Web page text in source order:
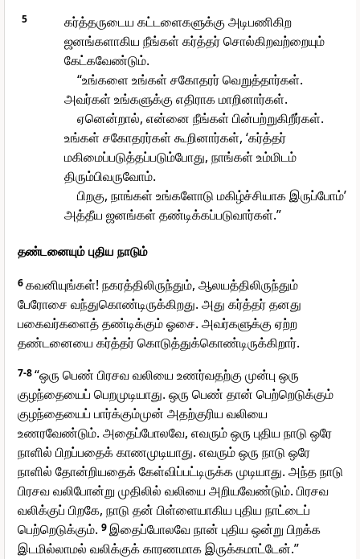
5
கர்த்தருடைய கட்டளைகளுக்கு அடிபணிகிற
ஜனங்களாகிய நீங்கள் கர்த்தர் சொல்கிறவற்றையும்
கேட்கவேண்டும்.
“உங்களை உங்கள் சகோதரர் வெறுத்தார்கள்.
அவர்கள் உங்களுக்கு எதிராக மாறினார்கள்.
ஏனென்றால், என்னை நீங்கள் பின்பற்றுகிறீர்கள்.
உங்கள் சகோதரர்கள் கூறினார்கள், ‘கர்த்தர்
மகிமைப்படுத்தப்படும்போது, நாங்கள் உம்மிடம்
திரும்பிவருவோம்.
பிறகு, நாங்கள் உங்களோடு மகிழ்ச்சியாக இருப்போம்’
அத்தீய ஜனங்கள் தண்டிக்கப்படுவார்கள்.”
தண்டனையும் புதிய நாடும்
6கவனியுங்கள்! நகரத்திலிருந்தும், ஆலயத்திலிருந்தும்
பேரோசை வந்துகொண்டிருக்கிறது. அது கர்த்தர் தனது
பகைவர்களைத் தண்டிக்கும் ஓசை. அவர்களுக்கு ஏற்ற
தண்டனையை கர்த்தர் கொடுத்துக்கொண்டிருக்கிறார்.
7-8“ஒரு பெண் பிரசவ வலியை உணர்வதற்கு முன்பு ஒரு
குழந்தையைப் பெறமுடியாது. ஒரு பெண் தான் பெற்றெடுக்கும்
குழந்தையைப் பார்க்கும்முன் அதற்குரிய வலியை
உணரவேண்டும். அதைப்போலவே, எவரும் ஒரு புதிய நாடு ஒரே
நாளில் பிறப்பதைக் காணமுடியாது. எவரும் ஒரு நாடு ஒரே
நாளில் தோன்றியதைக் கேள்விப்பட்டிருக்க முடியாது. அந்த நாடு
பிரசவ வலிபோன்று முதிலில் வலியை அறியவேண்டும். பிரசவ
வலிக்குப் பிறகே, நாடு தன் பிள்ளையாகிய புதிய நாட்டைப்
பெற்றெடுக்கும். 9இதைப்போலவே நான் புதிய ஒன்று பிறக்க
இடமில்லாமல் வலிக்குக் காரணமாக இருக்கமாட்டேன்.”